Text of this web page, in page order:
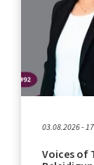
03.08.2026 -
Voices of